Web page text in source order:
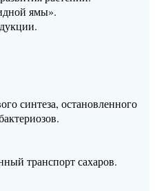
ямы».
синтеза, остановленного
транспорт сахаров.